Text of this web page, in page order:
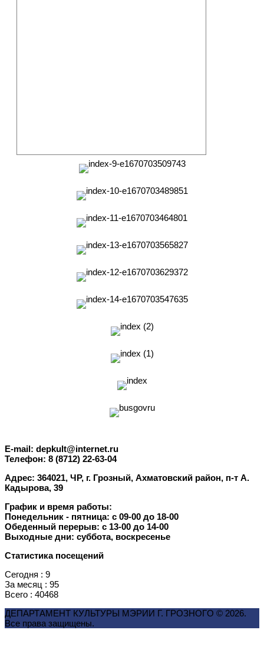
E-mail: depkult@internet.ru
Телефон: 8 (8712) 22-63-04
Адрес: 364021, ЧР, г. Грозный, Ахматовский район, п-т А.
Кадырова, 39
График и время работы:
Понедельник - пятница: с 09-00 до 18-00
Обеденный перерыв: с 13-00 до 14-00
Выходные дни: суббота, воскресенье
Статистика посещений
Сегодня : 9
За месяц : 95
Всего : 40468
ДЕПАРТАМЕНТ КУЛЬТУРЫ МЭРИИ Г. ГРОЗНОГO © 2026.
Все права защищены.